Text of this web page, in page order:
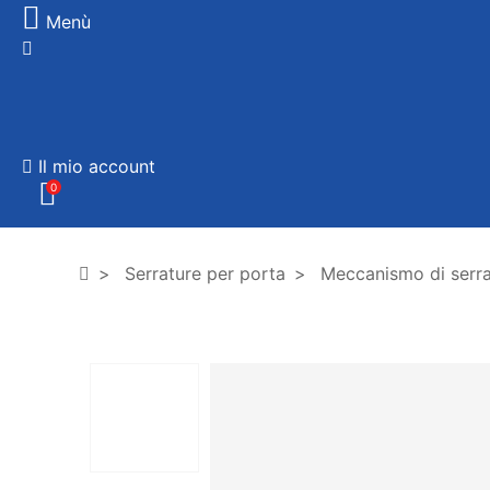
Menù
Il mio account
0
Serrature per porta Meccanismo di